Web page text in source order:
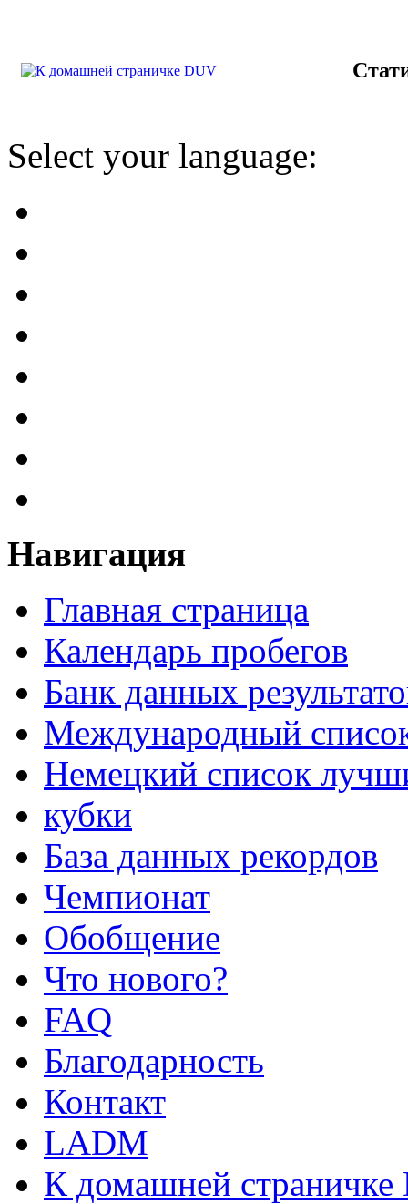
Select your language:
Навигация
Главная страница
Календарь пробегов
Банк данных
Международный
Немецкий список
кубки
База данных рекордов
Чемпионат
Обобщение
Что нового?
FAQ
Благодарность
Контакт
LADM
К домашней страничке